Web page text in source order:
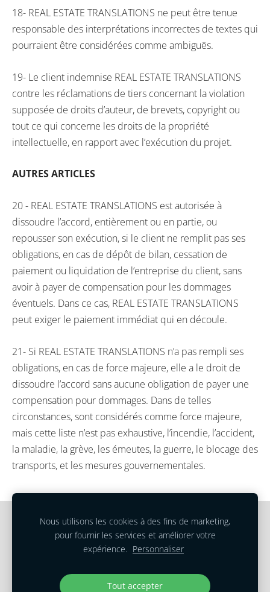
18- REAL ESTATE TRANSLATIONS ne peut être tenue
responsable des interprétations incorrectes de textes qui
pourraient être considérées comme ambiguës.
19- Le client indemnise REAL ESTATE TRANSLATIONS
contre les réclamations de tiers concernant la violation
supposée de droits d’auteur, de brevets, copyright ou
tout ce qui concerne les droits de la propriété
intellectuelle, en rapport avec l’exécution du projet.
AUTRES ARTICLES
20 - REAL ESTATE TRANSLATIONS est autorisée à
dissoudre l’accord, entièrement ou en partie, ou
repousser son exécution, si le client ne remplit pas ses
obligations, en cas de dépôt de bilan, cessation de
paiement ou liquidation de l’entreprise du client, sans
avoir à payer de compensation pour les dommages
éventuels. Dans ce cas, REAL ESTATE TRANSLATIONS
peut exiger le paiement immédiat qui en découle.
21- Si REAL ESTATE TRANSLATIONS n’a pas rempli ses
obligations, en cas de force majeure, elle a le droit de
dissoudre l’accord sans aucune obligation de payer une
compensation pour dommages. Dans de telles
circonstances, sont considérés comme force majeure,
mais cette liste n’est pas exhaustive, l’incendie, l’accident,
la maladie, la grève, les émeutes, la guerre, le blocage des
transports, et les mesures gouvernementales.
Cookies
Conditions d’utilisation| Politique de Confidentialité
Copyright © 2022 Real Estate Translations
Nous utilisons les cookies à des fins de marketing,
pour fournir les services et améliorer votre
expérience. Personnaliser
Tout accepter